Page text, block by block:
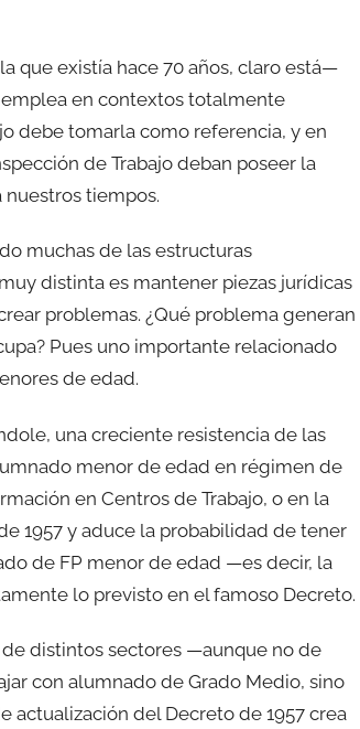
que existía hace 70 años, claro está—
emplea en contextos totalmente
debe tomarla como referencia, y en
de Trabajo deban poseer la
tiempos.
muchas de las estructuras
distinta es mantener piezas jurídicas
problemas. ¿Qué problema generan
Pues uno importante relacionado
de edad.
una creciente resistencia de las
menor de edad en régimen de
en Centros de Trabajo, o en la
1957 y aduce la probabilidad de tener
de FP menor de edad —es decir, la
lo previsto en el famoso Decreto.
distintos sectores —aunque no de
con alumnado de Grado Medio, sino
actualización del Decreto de 1957 crea